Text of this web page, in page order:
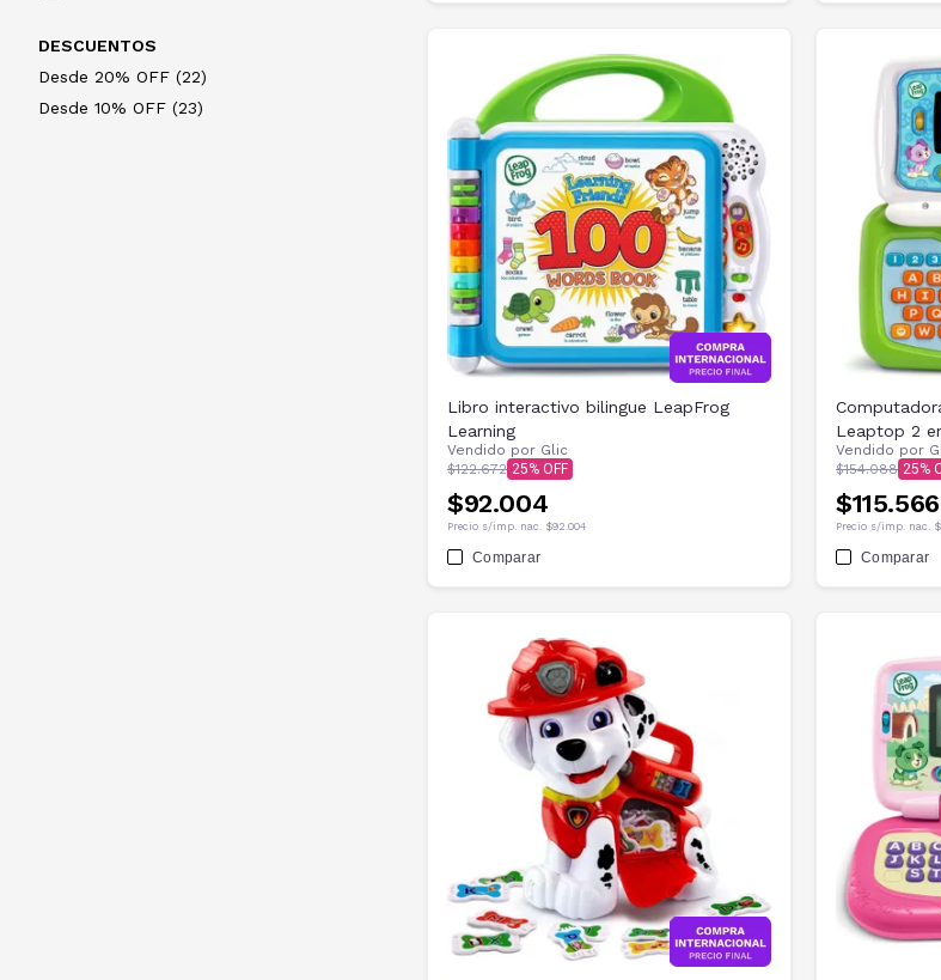
DESCUENTOS
Desde 20% OFF (22)
Desde 10% OFF (23)
Libro interactivo bilingue LeapFrog
Learning
Vendido por Glic
$122.672 25
$92.004
Precio s/imp. nac. $92.004
Comparar
Leaptop 2
Vendido por
$154.088 25
$115.566
Precio s/imp. nac.
Comparar